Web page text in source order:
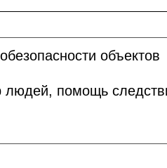
объектов
людей, помощь